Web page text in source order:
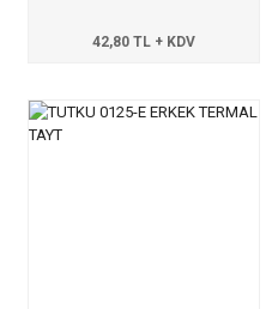
42,80 TL + KDV